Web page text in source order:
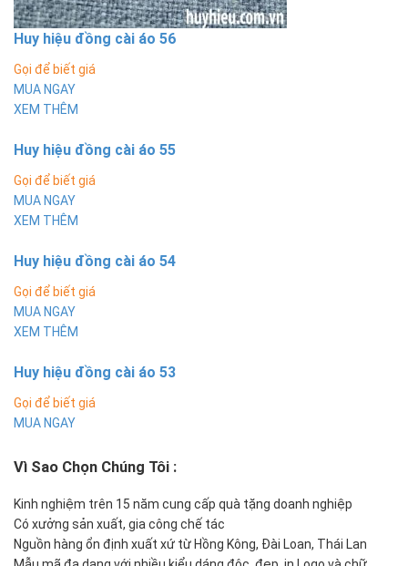
Huy hiệu đồng cài áo 56
Gọi để biết giá
MUA NGAY
XEM THÊM
Huy hiệu đồng cài áo 55
Gọi để biết giá
MUA NGAY
XEM THÊM
Huy hiệu đồng cài áo 54
Gọi để biết giá
MUA NGAY
XEM THÊM
Huy hiệu đồng cài áo 53
Gọi để biết giá
MUA NGAY
Vì Sao Chọn Chúng Tôi :
Kinh nghiệm trên 15 năm cung cấp quà tặng doanh nghiệp
Có xưởng sản xuất, gia công chế tác
Nguồn hàng ổn định xuất xứ từ Hồng Kông, Đài Loan, Thái Lan